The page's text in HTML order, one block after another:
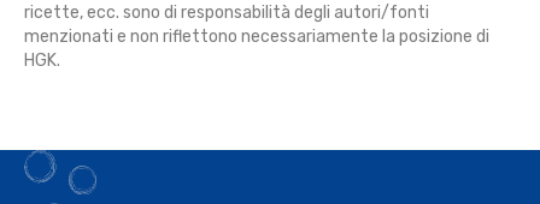
ricette, ecc. sono di responsabilità degli autori/fonti
menzionati e non riflettono necessariamente la posizione di
HGK.